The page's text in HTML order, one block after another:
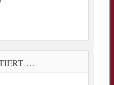
…